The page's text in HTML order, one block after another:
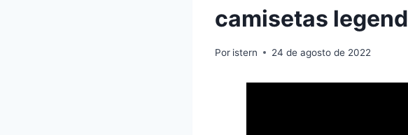
camisetas
Por istern 24 de agosto de 2022